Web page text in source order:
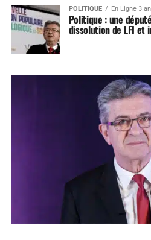
POLITIQUE En Ligne 3
Politique : une
dissolution de LFI et